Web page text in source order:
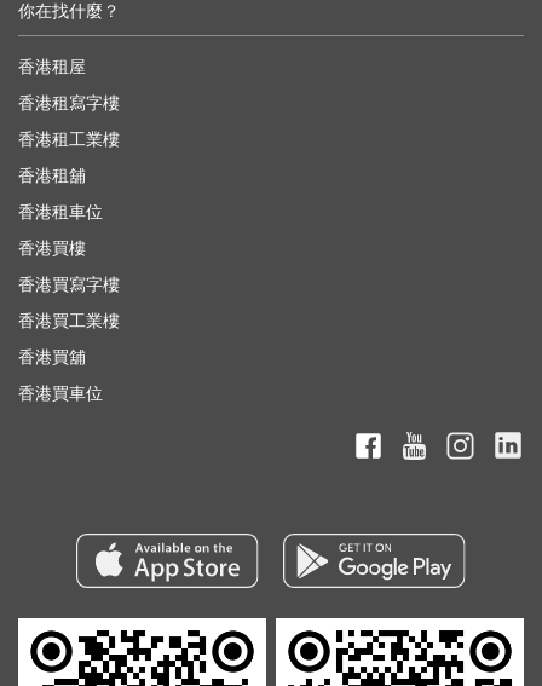
你在找什麼？
香港租屋
香港租寫字樓
香港租工業樓
香港租舖
香港租車位
香港買樓
香港買寫字樓
香港買工業樓
香港買舖
香港買車位